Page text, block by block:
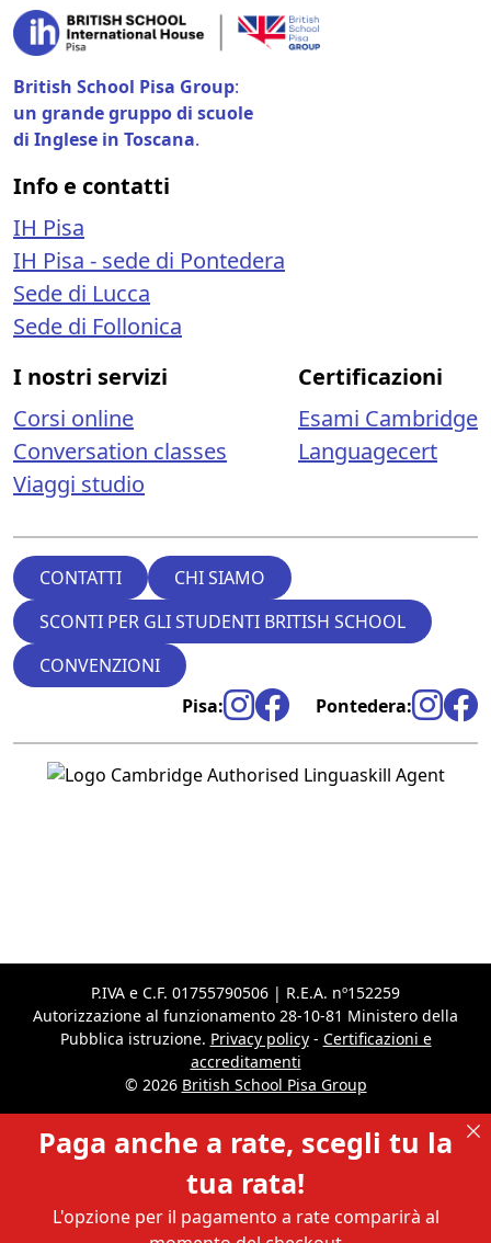
British School Pisa Group:
un grande gruppo di scuole
di Inglese in Toscana.
Info e contatti
IH Pisa
IH Pisa - sede di Pontedera
Sede di Lucca
Sede di Follonica
I nostri servizi
Corsi online
Conversation classes
Viaggi studio
Certificazioni
Esami Cambridge
Languagecert
CONTATTI
CHI SIAMO
SCONTI PER GLI STUDENTI BRITISH SCHOOL
CONVENZIONI
Pisa:
Pontedera:
P.IVA e C.F. 01755790506 | R.E.A. nº152259
Autorizzazione al funzionamento 28-10-81 Ministero della
Pubblica istruzione. Privacy policy- Certificazioni e
accreditamenti
© 2026 British School Pisa Group
Paga anche a rate, scegli tu la
tua rata!
L'opzione per il pagamento a rate comparirà al